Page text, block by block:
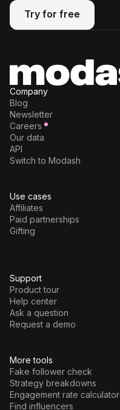
Try for free
Try for free
More tools
Fake follower check
Strategy breakdowns
Engagement rate calculator
Find influencers
Company
Blog
Newsletter
Careers
Our data
API
Switch to Modash
Use cases
Affiliates
Paid partnerships
Gifting
Support
Product tour
Help center
Ask a question
Request a demo